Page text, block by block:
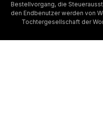
Bestellvorgang, die
den Endbenutzer werden von
Tochtergesellschaft der